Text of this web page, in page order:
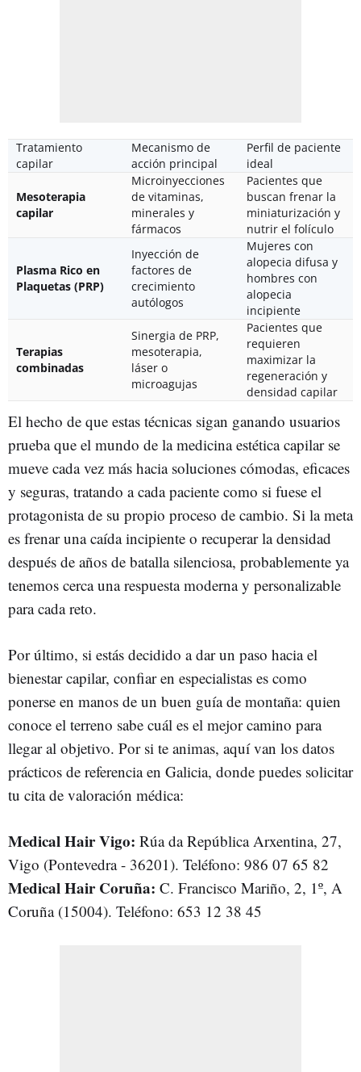
Tratamiento
capilar
Mecanismo de
acción principal
Perfil de paciente
ideal
Mesoterapia
capilar
Microinyecciones
de vitaminas,
minerales y
fármacos
Pacientes que
buscan frenar la
miniaturización y
nutrir el folículo
Plasma Rico en
Plaquetas (PRP)
Inyección de
factores de
crecimiento
autólogos
Mujeres con
alopecia difusa y
hombres con
alopecia
incipiente
Terapias
combinadas
Sinergia de PRP,
mesoterapia,
láser o
microagujas
Pacientes que
requieren
maximizar la
regeneración y
densidad capilar
El hecho de que estas técnicas sigan ganando usuarios
prueba que el mundo de la medicina estética capilar se
mueve cada vez más hacia soluciones cómodas, eficaces
y seguras, tratando a cada paciente como si fuese el
protagonista de su propio proceso de cambio. Si la meta
es frenar una caída incipiente o recuperar la densidad
después de años de batalla silenciosa, probablemente ya
tenemos cerca una respuesta moderna y personalizable
para cada reto.
Por último, si estás decidido a dar un paso hacia el
bienestar capilar, confiar en especialistas es como
ponerse en manos de un buen guía de montaña: quien
conoce el terreno sabe cuál es el mejor camino para
llegar al objetivo. Por si te animas, aquí van los datos
prácticos de referencia en Galicia, donde puedes solicitar
tu cita de valoración médica:
Medical Hair Vigo: Rúa da República Arxentina, 27,
Vigo (Pontevedra - 36201). Teléfono: 986 07 65 82
Medical Hair Coruña: C. Francisco Mariño, 2, 1º, A
Coruña (15004). Teléfono: 653 12 38 45